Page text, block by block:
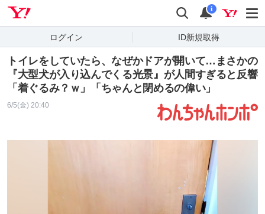
検索 通知
i
ログイン ID新規取得
トイレをしていたら、なぜかドアが開いて…まさかの
『大型犬が入り込んでくる光景』が人間すぎると反響
「着ぐるみ？ｗ」「ちゃんと閉めるの偉い」
6/5(金) 20:40